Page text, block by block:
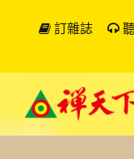
訂雜誌